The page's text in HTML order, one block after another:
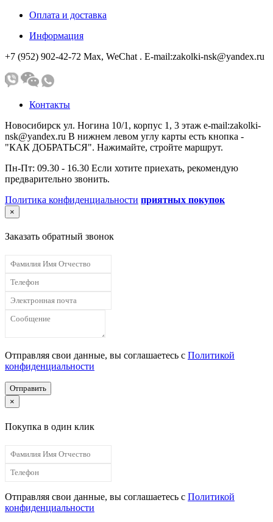
Оплата и доставка
Информация
+7 (952) 902-42-72 Мах, WeChat . E-mail:zakolki-nsk@yandex.ru
Контакты
Новосибирск ул. Ногина 10/1, корпус 1, 3 этаж e-mail:zakolki-
nsk@yandex.ru В нижнем левом углу карты есть кнопка -
"КАК ДОБРАТЬСЯ". Нажимайте, стройте маршрут.
Пн-Пт: 09.30 - 16.30 Если хотите приехать, рекомендую
предварительно звонить.
Политика конфиденциальности приятных покупок
×
Заказать обратный звонок
Отправляя свои данные, вы соглашаетесь с Политикой
конфиденциальности
Отправить
×
Покупка в один клик
Отправляя свои данные, вы соглашаетесь с Политикой
конфиденциальности